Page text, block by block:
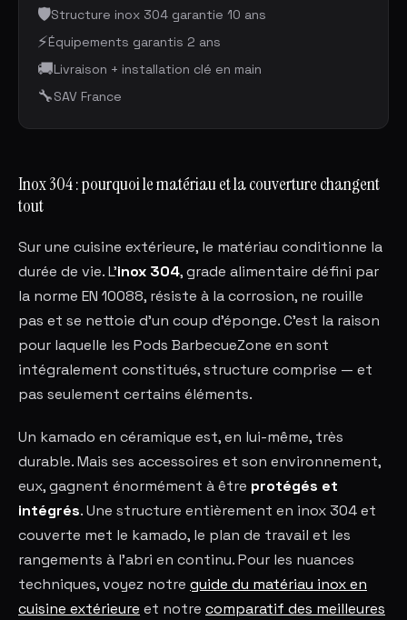
🛡️Structure inox 304 garantie 10 ans
⚡Équipements garantis 2 ans
🚚Livraison + installation clé en main
🔧SAV France
Inox 304 : pourquoi le matériau et la couverture changent
tout
Sur une cuisine extérieure, le matériau conditionne la
durée de vie. L'inox 304, grade alimentaire défini par
la norme EN 10088, résiste à la corrosion, ne rouille
pas et se nettoie d'un coup d'éponge. C'est la raison
pour laquelle les Pods BarbecueZone en sont
intégralement constitués, structure comprise — et
pas seulement certains éléments.
Un kamado en céramique est, en lui-même, très
durable. Mais ses accessoires et son environnement,
eux, gagnent énormément à être protégés et
intégrés. Une structure entièrement en inox 304 et
couverte met le kamado, le plan de travail et les
rangements à l'abri en continu. Pour les nuances
techniques, voyez notre guide du matériau inox en
cuisine extérieure et notre comparatif des meilleures